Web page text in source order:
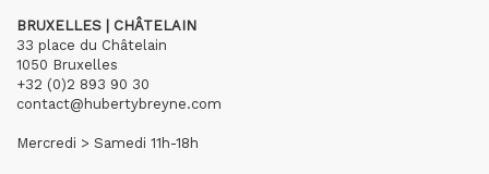
BRUXELLES | CHÂTELAIN
33 place du Châtelain
1050 Bruxelles
+32 (0)2 893 90 30
contact@hubertybreyne.com
Mercredi > Samedi 11h-18h